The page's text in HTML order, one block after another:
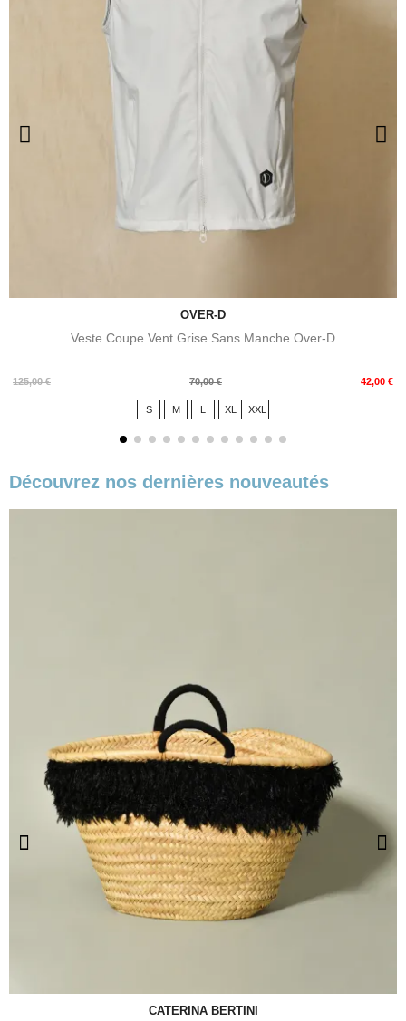
OVER-D
Veste Coupe Vent Grise Sans Manche Over-D
125,00 €
Prix
70,00 € 42,00 €
Prix
S M L XL XXL
Découvrez nos dernières nouveautés
CATERINA BERTINI